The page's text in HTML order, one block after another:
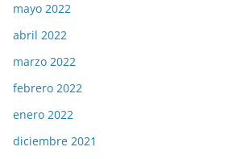
mayo 2022
abril 2022
marzo 2022
febrero 2022
enero 2022
diciembre 2021